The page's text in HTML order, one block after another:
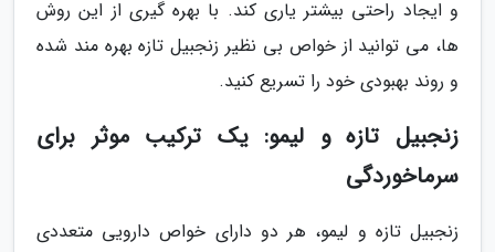
و ایجاد راحتی بیشتر یاری کند. با بهره گیری از این روش
ها، می توانید از خواص بی نظیر زنجبیل تازه بهره مند شده
و روند بهبودی خود را تسریع کنید.
زنجبیل تازه و لیمو: یک ترکیب موثر برای
سرماخوردگی
زنجبیل تازه و لیمو، هر دو دارای خواص دارویی متعددی